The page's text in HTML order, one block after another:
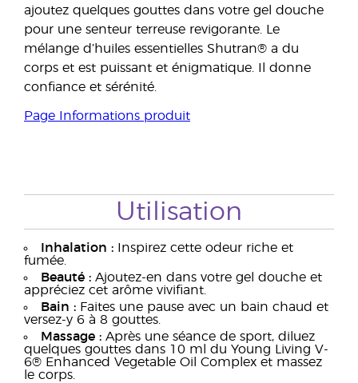
ajoutez quelques gouttes dans votre gel douche
pour une senteur terreuse revigorante. Le
mélange d’huiles essentielles Shutran® a du
corps et est puissant et énigmatique. Il donne
confiance et sérénité.
Page Informations produit
Utilisation
Inhalation :
Inspirez cette odeur riche et
fumée.
Beauté : Ajoutez-en dans votre gel douche et
appréciez cet arôme vivifiant.
Bain : Faites une pause avec un bain chaud et
versez-y 6 à 8 gouttes.
Massage : Après une séance de sport, diluez
quelques gouttes dans 10 ml du Young Living V-
6® Enhanced Vegetable Oil Complex et massez
le corps.